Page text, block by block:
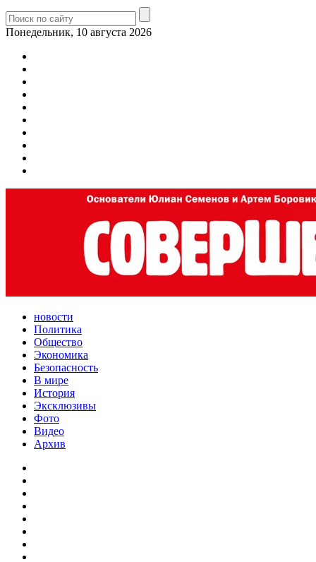
Понедельник, 10 августа 2026
новости
Политика
Общество
Экономика
Безопасность
В мире
История
Эксклюзивы
Фото
Видео
Архив